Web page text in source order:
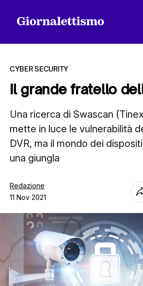
Tutti gli articoli
Chi siamo
Contatti
CYBER SECURITY
Il grande fratello
Una ricerca di Swascan
mette in luce le vulnerabilità
DVR, ma il mondo dei
una giungla
Redazione
11 Nov 2021